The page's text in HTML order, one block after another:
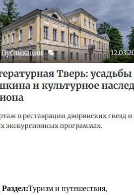
Раздел:Туризм и путешествия,